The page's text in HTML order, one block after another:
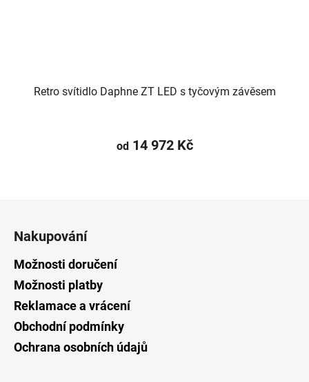
Retro svítidlo Daphne ZT LED s tyčovým závěsem
od14 972 Kč
Nakupování
Možnosti doručení
Možnosti platby
Reklamace a vrácení
Obchodní podmínky
Ochrana osobních údajů